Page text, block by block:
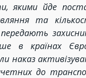
якими йде
та
в країнах
наказ
до